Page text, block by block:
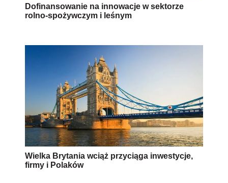
Dofinansowanie na innowacje w sektorze
rolno-spożywczym i leśnym
Wielka Brytania wciąż przyciąga inwestycje,
firmy i Polaków